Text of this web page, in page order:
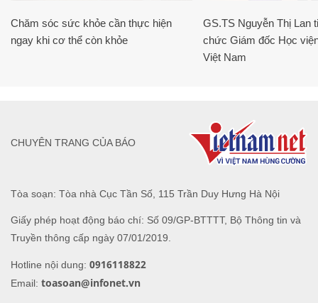
Chăm sóc sức khỏe cần thực hiện
ngay khi cơ thể còn khỏe
GS.TS Nguyễn Thị Lan
chức Giám đốc Học
Việt Nam
Tòa soạn: Tòa nhà Cục Tần Số, 115 Trần Duy Hưng Hà Nội
Giấy phép hoạt động báo chí: Số 09/GP-BTTTT, Bộ Thông tin và
Truyền thông cấp ngày 07/01/2019.
Hotline nội dung: 0916118822
Email: toasoan@infonet.vn
CHUYÊN TRANG CỦA BÁO